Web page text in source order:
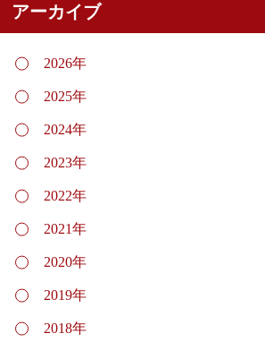
アーカイブ
2026年
2025年
2024年
2023年
2022年
2021年
2020年
2019年
2018年